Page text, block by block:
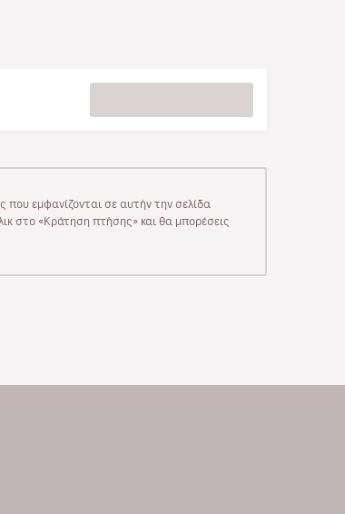
που εμφανίζονται σε αυτήν την σελίδα
στο «Κράτηση πτήσης» και θα μπορέσεις